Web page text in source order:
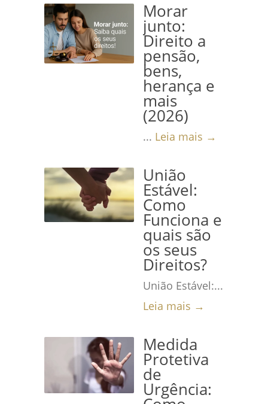
Morar
junto:
Direito a
pensão,
bens,
herança e
mais
(2026)
... Leia mais →
União
Estável:
Como
Funciona e
quais são
os seus
Direitos?
União Estável:...
Leia mais →
Medida
Protetiva
de
Urgência: